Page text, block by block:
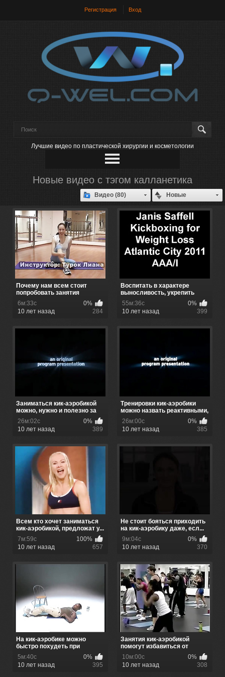
Регистрация Вход
Лучшие видео по пластической хирургии и косметологии
Новые видео с тэгом калланетика
Новые
Видео (80)
Почему нам всем стоит
попробовать занятия
калланетикой
6м:33с
0%
10 лет назад
284
Воспитать в характере
выносливость, укрепить
мышечну...
55м:36с
0%
10 лет назад
399
Заниматься кик-аэробикой
можно, нужно и полезно за
и...
26м:02с
0%
10 лет назад
389
Тренировки кик-аэробики
можно назвать реактивными,
и...
26м:00с
0%
10 лет назад
385
Всем кто хочет заниматься
кик-аэробикой, предложат у...
7м:59с
100%
10 лет назад
657
Не стоит бояться приходить
на кик-аэробику даже, есл...
9м:04с
0%
10 лет назад
370
На кик-аэробике можно
быстро похудеть при
условии по...
5м:40с
0%
10 лет назад
395
Занятия кик-аэробикой
помогут избавиться от
лишнего ...
10м:00с
0%
10 лет назад
308